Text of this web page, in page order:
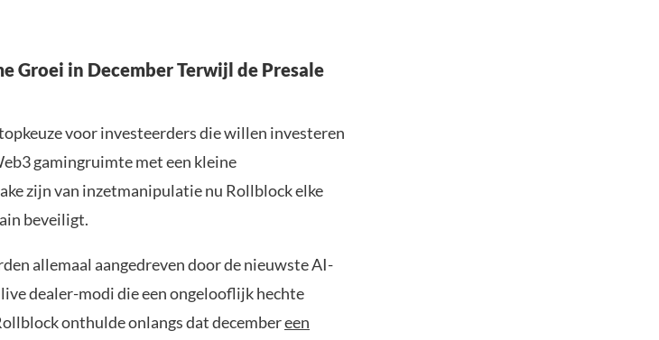
Groei in December Terwijl de Presale
voor investeerders die willen investeren
gamingruimte met een kleine
zijn van inzetmanipulatie nu Rollblock elke
beveiligt.
allemaal aangedreven door de nieuwste AI-
dealer-modi die een ongelooflijk hechte
onthulde onlangs dat decembereen